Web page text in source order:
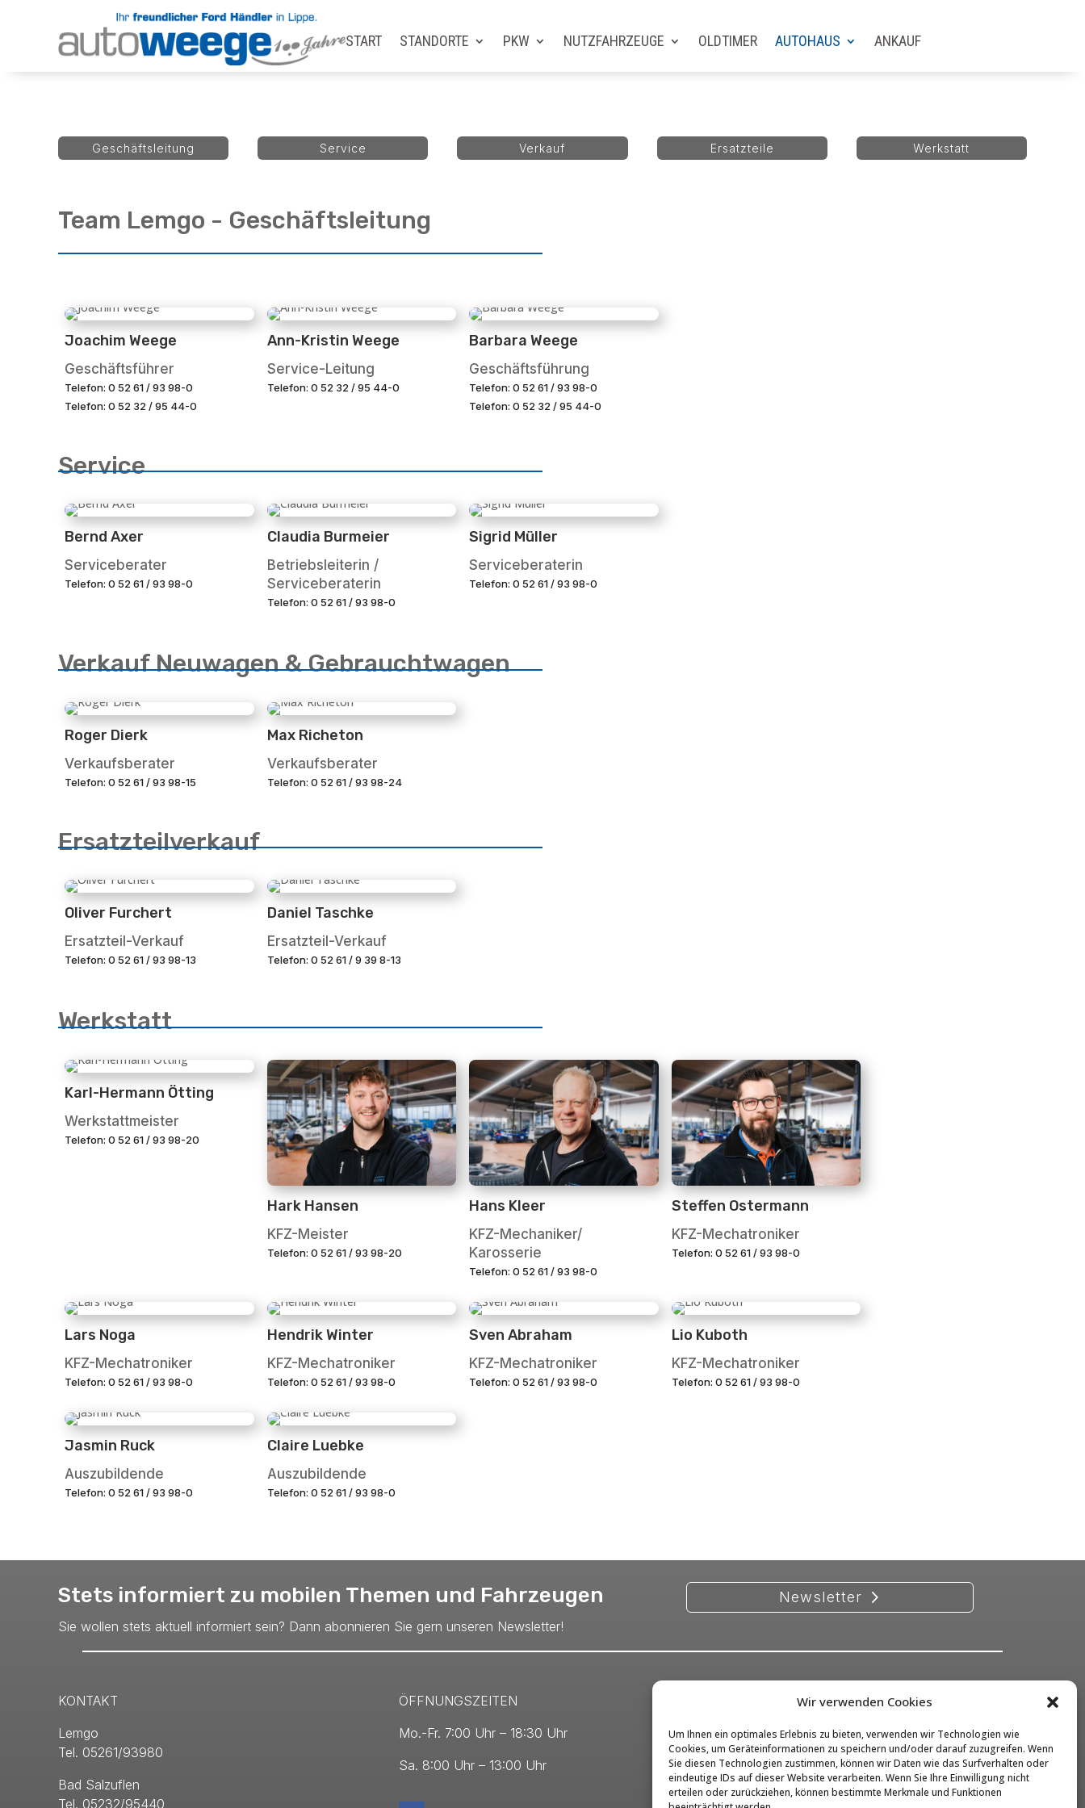
Wir verwenden Cookies
Um Ihnen ein optimales Erlebnis zu bieten, verwenden wir Technologien wie
Cookies, um Geräteinformationen zu speichern und/oder darauf zuzugreifen. Wenn
Sie diesen Technologien zustimmen, können wir Daten wie das Surfverhalten oder
eindeutige IDs auf dieser Website verarbeiten. Wenn Sie Ihre Einwilligung nicht
erteilen oder zurückziehen, können bestimmte Merkmale und Funktionen
START STANDORTE PKW NUTZFAHRZEUGE OLDTIMER AUTOHAUS ANKAUF
Geschäftsleitung Service Verkauf Ersatzteile Werkstatt
Team Lemgo - Geschäftsleitung
Joachim Weege
Geschäftsführer
Telefon: 0 52 61 / 93 98-0
Telefon: 0 52 32 / 95 44-0
Ann-Kristin Weege
Service-Leitung
Telefon: 0 52 32 / 95 44-0
Barbara Weege
Geschäftsführung
Telefon: 0 52 61 / 93 98-0
Telefon: 0 52 32 / 95 44-0
Service
Bernd Axer
Serviceberater
Telefon: 0 52 61 / 93 98-0
Claudia Burmeier
Betriebsleiterin /
Serviceberaterin
Telefon: 0 52 61 / 93 98-0
Sigrid Müller
Serviceberaterin
Telefon: 0 52 61 / 93 98-0
Verkauf Neuwagen & Gebrauchtwagen
Roger Dierk
Verkaufsberater
Telefon: 0 52 61 / 93 98-15
Max Richeton
Verkaufsberater
Telefon: 0 52 61 / 93 98-24
Ersatzteilverkauf
Oliver Furchert
Ersatzteil-Verkauf
Telefon: 0 52 61 / 93 98-13
Daniel Taschke
Ersatzteil-Verkauf
Telefon: 0 52 61 / 9 39 8-13
Werkstatt
Karl-Hermann Ötting
Werkstattmeister
Telefon: 0 52 61 / 93 98-20
Hark Hansen
KFZ-Meister
Telefon: 0 52 61 / 93 98-20
Hans Kleer
KFZ-Mechaniker/
Karosserie
Telefon: 0 52 61 / 93 98-0
Steffen Ostermann
KFZ-Mechatroniker
Telefon: 0 52 61 / 93 98-0
Lars Noga
KFZ-Mechatroniker
Telefon: 0 52 61 / 93 98-0
Hendrik Winter
KFZ-Mechatroniker
Telefon: 0 52 61 / 93 98-0
Sven Abraham
KFZ-Mechatroniker
Telefon: 0 52 61 / 93 98-0
Lio Kuboth
KFZ-Mechatroniker
Telefon: 0 52 61 / 93 98-0
Jasmin Ruck
Auszubildende
Telefon: 0 52 61 / 93 98-0
Claire Luebke
Auszubildende
Telefon: 0 52 61 / 93 98-0
Stets informiert zu mobilen Themen und Fahrzeugen
Sie wollen stets aktuell informiert sein? Dann abonnieren Sie gern unseren Newsletter!
Newsletter
KONTAKT
Lemgo
Tel. 05261/93980
Bad Salzuflen
Tel. 05232/95440
ÖFFNUNGSZEITEN
Mo.-Fr. 7:00 Uhr – 18:30 Uhr
Sa. 8:00 Uhr – 13:00 Uhr
Kontakt
Impressum
Datenschutz
Barrierefreiheit